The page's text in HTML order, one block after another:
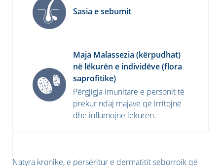
Sasia e sebumit
Maja Malassezia (kërpudhat)
në lëkurën e individëve (flora
saprofitike)
Përgjigja imunitare e personit të
prekur ndaj majave që irritojnë
dhe inflamojnë lëkurën.
Natyra kronike, e përsëritur e dermatitit seborroik që